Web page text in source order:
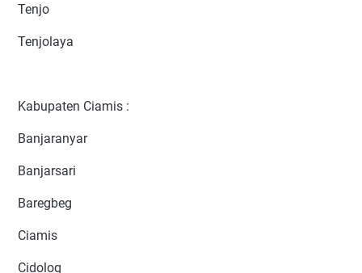
Tenjo
Tenjolaya
Kabupaten Ciamis :
Banjaranyar
Banjarsari
Baregbeg
Ciamis
Cidolog